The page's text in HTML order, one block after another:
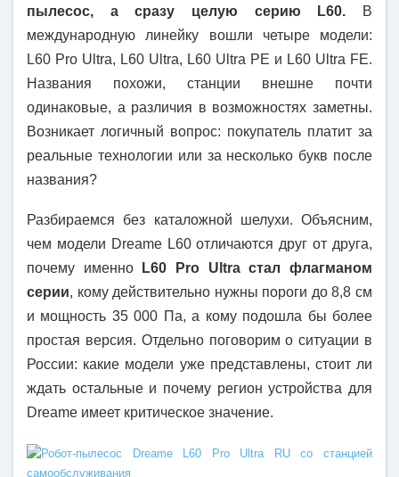
пылесос, а сразу целую серию L60. В
международную линейку вошли четыре модели:
L60 Pro Ultra, L60 Ultra, L60 Ultra PE и L60 Ultra FE.
Названия похожи, станции внешне почти
одинаковые, а различия в возможностях заметны.
Возникает логичный вопрос: покупатель платит за
реальные технологии или за несколько букв после
названия?
Разбираемся без каталожной шелухи. Объясним,
чем модели Dreame L60 отличаются друг от друга,
почему именно
L60 Pro Ultra стал флагманом
серии, кому действительно нужны пороги до 8,8 см
и мощность 35 000 Па, а кому подошла бы более
простая версия. Отдельно поговорим о ситуации в
России: какие модели уже представлены, стоит ли
ждать остальные и почему регион устройства для
Dreame имеет критическое значение.